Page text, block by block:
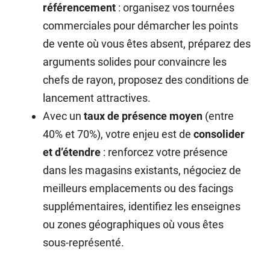
référencement : organisez vos tournées
commerciales pour démarcher les points
de vente où vous êtes absent, préparez des
arguments solides pour convaincre les
chefs de rayon, proposez des conditions de
lancement attractives.
Avec untaux de présence moyen (entre
40% et 70%), votre enjeu est deconsolider
et d’étendre : renforcez votre présence
dans les magasins existants, négociez de
meilleurs emplacements ou des facings
supplémentaires, identifiez les enseignes
ou zones géographiques où vous êtes
sous-représenté.